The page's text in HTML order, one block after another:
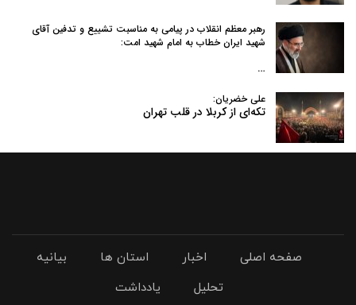
رهبر معظم انقلاب در پیامی به‌ مناسبت تشییع و تدفین آقای
شهید ایران خطاب به امام شهید امت:
…
علی خضریان:
تکه‌ای از کربلا در قلب تهران
صفحه اصلی اخبار استان ها
بیانیه
تحلیل
یادداشت